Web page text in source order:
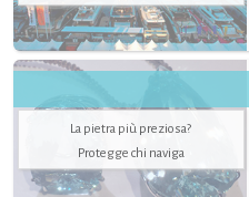
La pietra più preziosa?
Protegge chi naviga